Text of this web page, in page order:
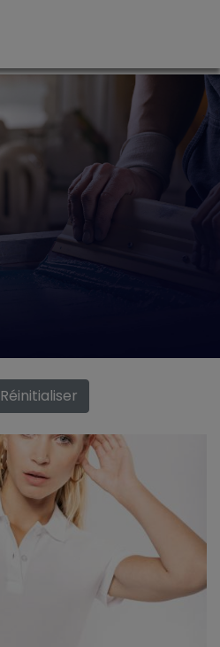
Réinitialiser